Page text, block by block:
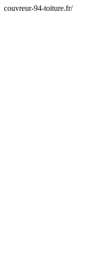
couvreur-94-toiture.fr/